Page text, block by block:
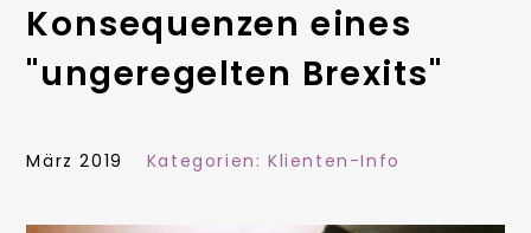
Konsequenzen eines
"ungeregelten Brexits"
März 2019 Kategorien: Klienten-Info